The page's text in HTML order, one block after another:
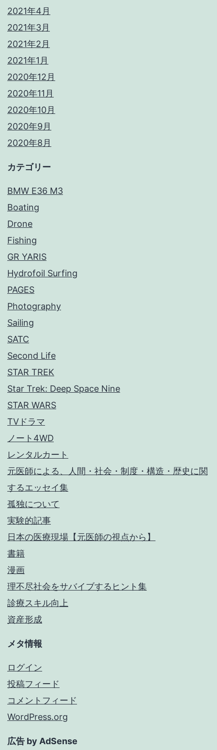
2021年4月
2021年3月
2021年2月
2021年1月
2020年12月
2020年11月
2020年10月
2020年9月
2020年8月
カテゴリー
BMW E36 M3
Boating
Drone
Fishing
GR YARIS
Hydrofoil Surfing
PAGES
Photography
Sailing
SATC
Second Life
STAR TREK
Star Trek: Deep Space Nine
STAR WARS
TVドラマ
ノート4WD
レンタルカート
元医師による、人間・社会・制度・構造・歴史に関
するエッセイ集
孤独について
実験的記事
日本の医療現場【元医師の視点から】
書籍
漫画
理不尽社会をサバイブするヒント集
診療スキル向上
資産形成
メタ情報
ログイン
投稿フィード
コメントフィード
WordPress.org
広告 by AdSense